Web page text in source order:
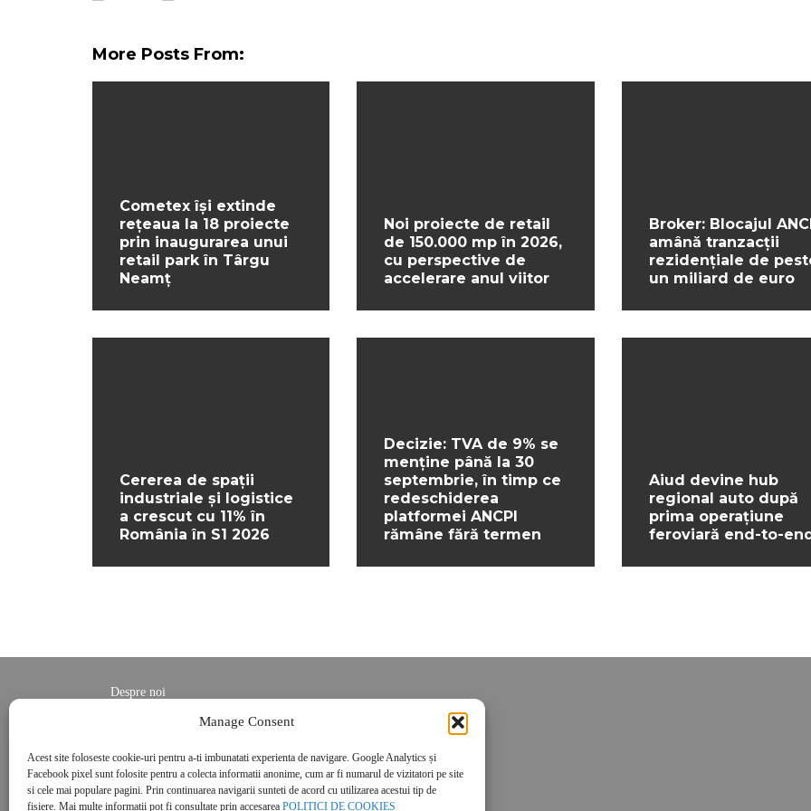
Manage Consent
Acest site foloseste cookie-uri pentru a-ti imbunatati experienta de navigare. Google Analytics și
Facebook pixel sunt folosite pentru a colecta informatii anonime, cum ar fi numarul de vizitatori pe site
si cele mai populare pagini. Prin continuarea navigarii sunteti de acord cu utilizarea acestui tip de
fisiere. Mai multe informatii pot fi consultate prin accesarea POLITICI DE COOKIES
More Posts From:
Cometex își extinde
rețeaua la 18 proiecte
prin inaugurarea unui
retail park în Târgu
Neamț
Noi proiecte de retail
de 150.000 mp în 2026,
cu perspective de
accelerare anul viitor
Broker: Blocajul
amână tranzacții
rezidențiale de
un miliard de euro
Cererea de spații
industriale și logistice
a crescut cu 11% în
România în S1 2026
Decizie: TVA de 9% se
menține până la 30
septembrie, în timp ce
redeschiderea
platformei ANCPI
rămâne fără termen
Aiud devine hub
regional auto după
prima operațiune
feroviară end-to-
Despre noi
Politica de cookies